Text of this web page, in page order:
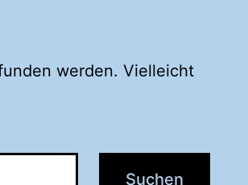
werden. Vielleicht